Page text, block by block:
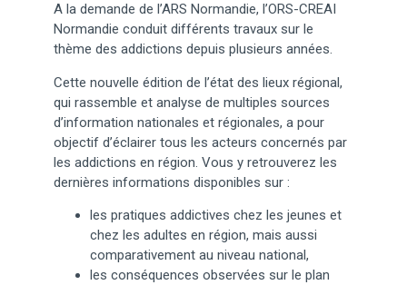
A la demande de l’ARS Normandie, l’ORS-CREAI
Normandie conduit différents travaux sur le
thème des addictions depuis plusieurs années.
Cette nouvelle édition de l’état des lieux régional,
qui rassemble et analyse de multiples sources
d’information nationales et régionales, a pour
objectif d’éclairer tous les acteurs concernés par
les addictions en région. Vous y retrouverez les
dernières informations disponibles sur :
les pratiques addictives chez les jeunes et
chez les adultes en région, mais aussi
comparativement au niveau national,
les conséquences observées sur le plan